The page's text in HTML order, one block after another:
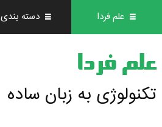
علم فردا دسته بندی
علم فردا
تکنولوژی به زبان ساده